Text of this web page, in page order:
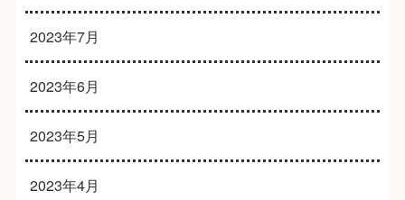
2023年7月
2023年6月
2023年5月
2023年4月